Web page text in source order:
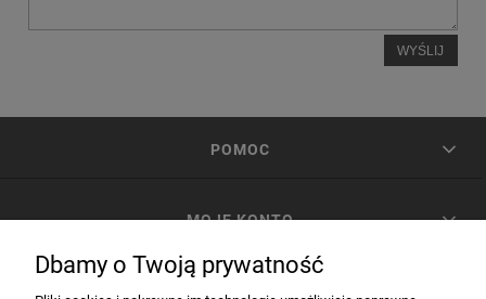
WYŚLIJ
POMOC
MOJE KONTO
Dbamy o Twoją prywatność